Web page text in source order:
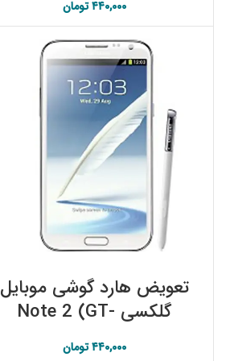
Price range:
۵۴۹,۷۰۰ تومان
۸۱۹,۰۰۰ تومان
۴۴۰,۰۰۰تومان
تعویض هارد گوشی موبایل
گلکسی Note 2 (GT-
۴۴۰,۰۰۰تومان